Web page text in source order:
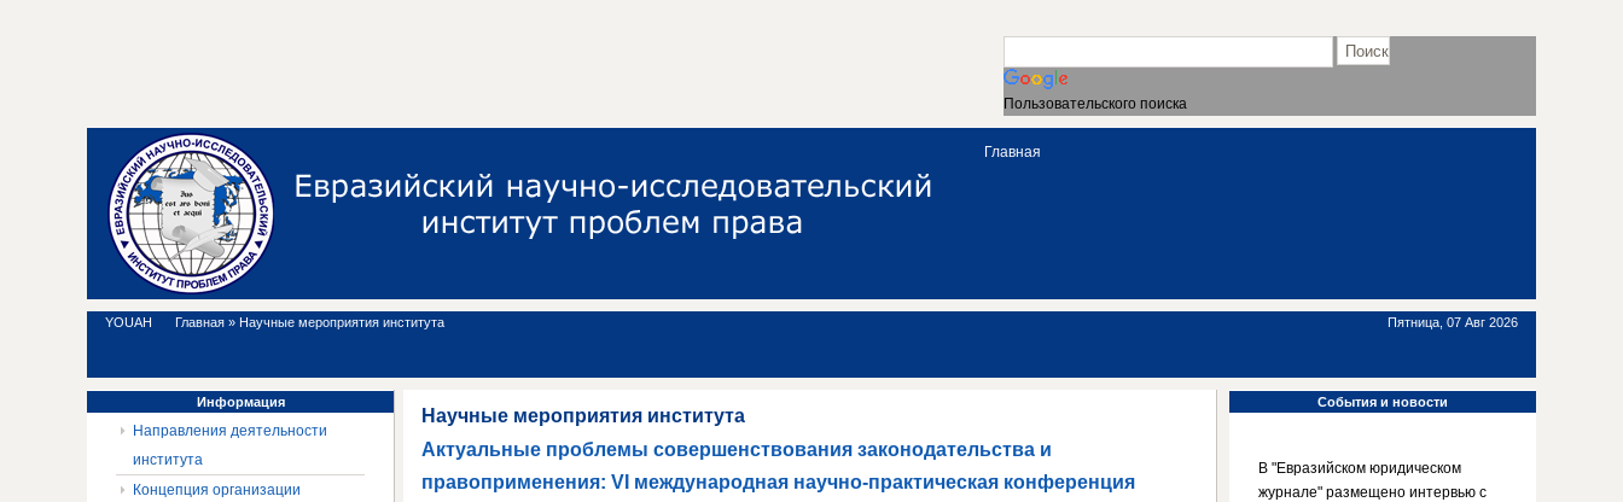
Пользовательского поиска
Главная
YOUAH Главная » Научные мероприятия института Пятница, 07 Авг 2026
Научные мероприятия института
Актуальные проблемы совершенствования законодательства и
правоприменения: VI международная научно-практическая конференция
Информация
Направления деятельности
института
Концепция организации
События и новости
В "Евразийском юридическом
журнале" размещено интервью с